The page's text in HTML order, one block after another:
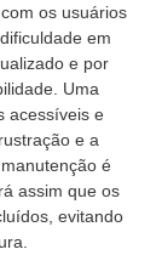
os usuários
em
e por
Uma
acessíveis e
e a
é
assim que os
evitando